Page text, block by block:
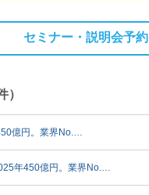
セミナー・ 説明会予約
）
億円。業界No.…
年450億円。業界No.…